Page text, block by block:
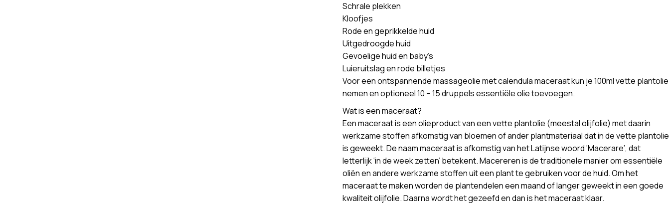
Schrale plekken
Kloofjes
Rode en geprikkelde huid
Uitgedroogde huid
Gevoelige huid en baby’s
Luieruitslag en rode billetjes
Voor een ontspannende massageolie met calendula maceraat kun je 100ml vette plantolie
nemen en optioneel 10 – 15 druppels essentiële olie toevoegen.
Wat is een maceraat?
Een maceraat is een olieproduct van een vette plantolie (meestal olijfolie) met daarin
werkzame stoffen afkomstig van bloemen of ander plantmateriaal dat in de vette plantolie
is geweekt. De naam maceraat is afkomstig van het Latijnse woord ‘Macerare’, dat
letterlijk ‘in de week zetten’ betekent. Macereren is de traditionele manier om essentiële
oliën en andere werkzame stoffen uit een plant te gebruiken voor de huid. Om het
maceraat te maken worden de plantendelen een maand of langer geweekt in een goede
kwaliteit olijfolie. Daarna wordt het gezeefd en dan is het maceraat klaar.